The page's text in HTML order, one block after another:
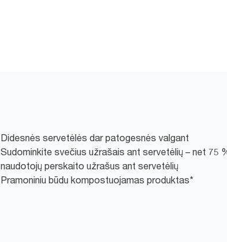
Didesnės servetėlės dar patogesnės valgant
Sudominkite svečius užrašais ant servetėlių – net 75
naudotojų perskaito užrašus ant servetėlių
Pramoniniu būdu kompostuojamas produktas*